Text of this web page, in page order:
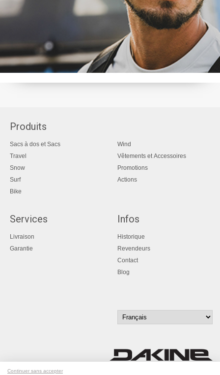
Produits
Sacs à dos et Sacs
Travel
Snow
Surf
Bike
Wind
Vêtements et Accessoires
Promotions
Actions
Services
Livraison
Garantie
Infos
Historique
Revendeurs
Contact
Blog
Continuer sans accepter